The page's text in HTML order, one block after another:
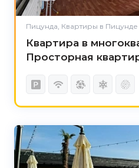
Пицунда, Квартиры в Пицунде
Квартира в
Просторная